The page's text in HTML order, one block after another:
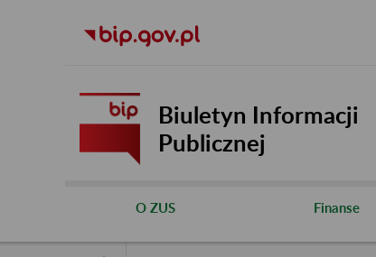
Biuletyn Informacji
Publicznej
O ZUS Finanse